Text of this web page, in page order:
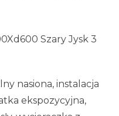
Szary Jysk 3
nasiona, instalacja
ekspozycyjna,